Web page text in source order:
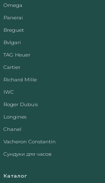
Omega
Panerai
Breguet
Вvlgari
TAG Heuer
Cartier
Richard Mille
IWC
Roger Dubuis
Longines
Chanel
Vacheron Constantin
Сундуки для часов
Каталог